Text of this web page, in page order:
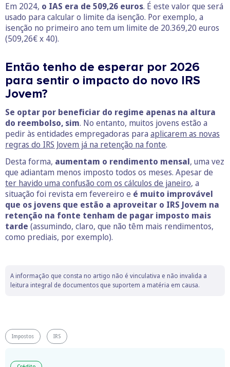
Em 2024, o IAS era de 509,26 euros. É este valor que será
usado para calcular o limite da isenção. Por exemplo, a
isenção no primeiro ano tem um limite de 20.369,20 euros
(509,26€ x 40).
Então tenho de esperar por 2026
para sentir o impacto do novo IRS
Jovem?
Se optar por beneficiar do regime apenas na altura
do reembolso, sim. No entanto, muitos jovens estão a
pedir às entidades empregadoras para aplicarem as novas
regras do IRS Jovem já na retenção na fonte.
Desta forma, aumentam o rendimento mensal, uma vez
que adiantam menos imposto todos os meses. Apesar de
ter havido uma confusão com os cálculos de janeiro, a
situação foi revista em fevereiro e é muito improvável
que os jovens que estão a aproveitar o IRS Jovem na
retenção na fonte tenham de pagar imposto mais
tarde (assumindo, claro, que não têm mais rendimentos,
como prediais, por exemplo).
A informação que consta no artigo não é vinculativa e não invalida a
leitura integral de documentos que suportem a matéria em causa.
Impostos IRS